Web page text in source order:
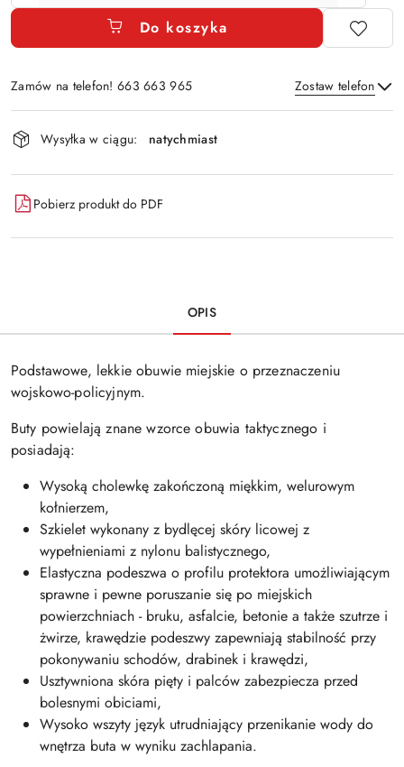
Do koszyka
Zamów na telefon! 663 663 965 Zostaw telefon
Dostępność
i
dostawa
Wysyłka w ciągu: natychmiast
Pobierz produkt do PDF
OPIS
Podstawowe, lekkie obuwie miejskie o przeznaczeniu
wojskowo-policyjnym.
Buty powielają znane wzorce obuwia taktycznego i
posiadają:
Wysoką cholewkę zakończoną miękkim, welurowym
kołnierzem,
Szkielet wykonany z bydlęcej skóry licowej z
wypełnieniami z nylonu balistycznego,
Elastyczna podeszwa o profilu protektora umożliwiającym
sprawne i pewne poruszanie się po miejskich
powierzchniach - bruku, asfalcie, betonie a także szutrze i
żwirze, krawędzie podeszwy zapewniają stabilność przy
pokonywaniu schodów, drabinek i krawędzi,
Usztywniona skóra pięty i palców zabezpiecza przed
bolesnymi obiciami,
Wysoko wszyty język utrudniający przenikanie wody do
wnętrza buta w wyniku zachlapania.